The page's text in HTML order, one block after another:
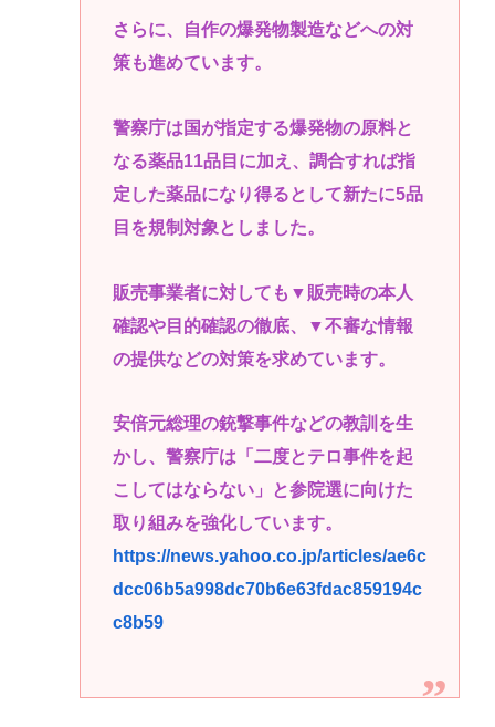
さらに、自作の爆発物製造などへの対
策も進めています。
警察庁は国が指定する爆発物の原料と
なる薬品11品目に加え、調合すれば指
定した薬品になり得るとして新たに5品
目を規制対象としました。
販売事業者に対しても▼販売時の本人
確認や目的確認の徹底、▼不審な情報
の提供などの対策を求めています。
安倍元総理の銃撃事件などの教訓を生
かし、警察庁は「二度とテロ事件を起
こしてはならない」と参院選に向けた
取り組みを強化しています。
https://news.yahoo.co.jp/articles/ae6c
dcc06b5a998dc70b6e63fdac859194c
c8b59